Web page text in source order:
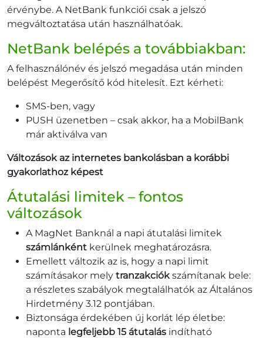
érvénybe. A NetBank funkciói csak a jelszó
megváltoztatása után használhatóak.
NetBank belépés a továbbiakban:
A felhasználónév és jelszó megadása után minden
belépést Megerősítő kód hitelesít. Ezt kérheti:
SMS-ben, vagy
PUSH üzenetben – csak akkor, ha a MobilBank
már aktiválva van
Változások az internetes bankolásban a korábbi
gyakorlathoz képest
Átutalási limitek – fontos
változások
A MagNet Banknál a napi átutalási limitek
számlánként kerülnek meghatározásra.
Emellett változik az is, hogy a napi limit
számításakor mely tranzakciókszámítanak bele:
a részletes szabályok megtalálhatók az Általános
Hirdetmény 3.12 pontjában.
Biztonsága érdekében új korlát lép életbe:
naponta legfeljebb 15 átutalás indítható